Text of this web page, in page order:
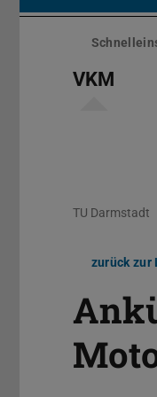
Menü
überspringen
VKM
Sie befinden
TU Darmstadt
zurück zur